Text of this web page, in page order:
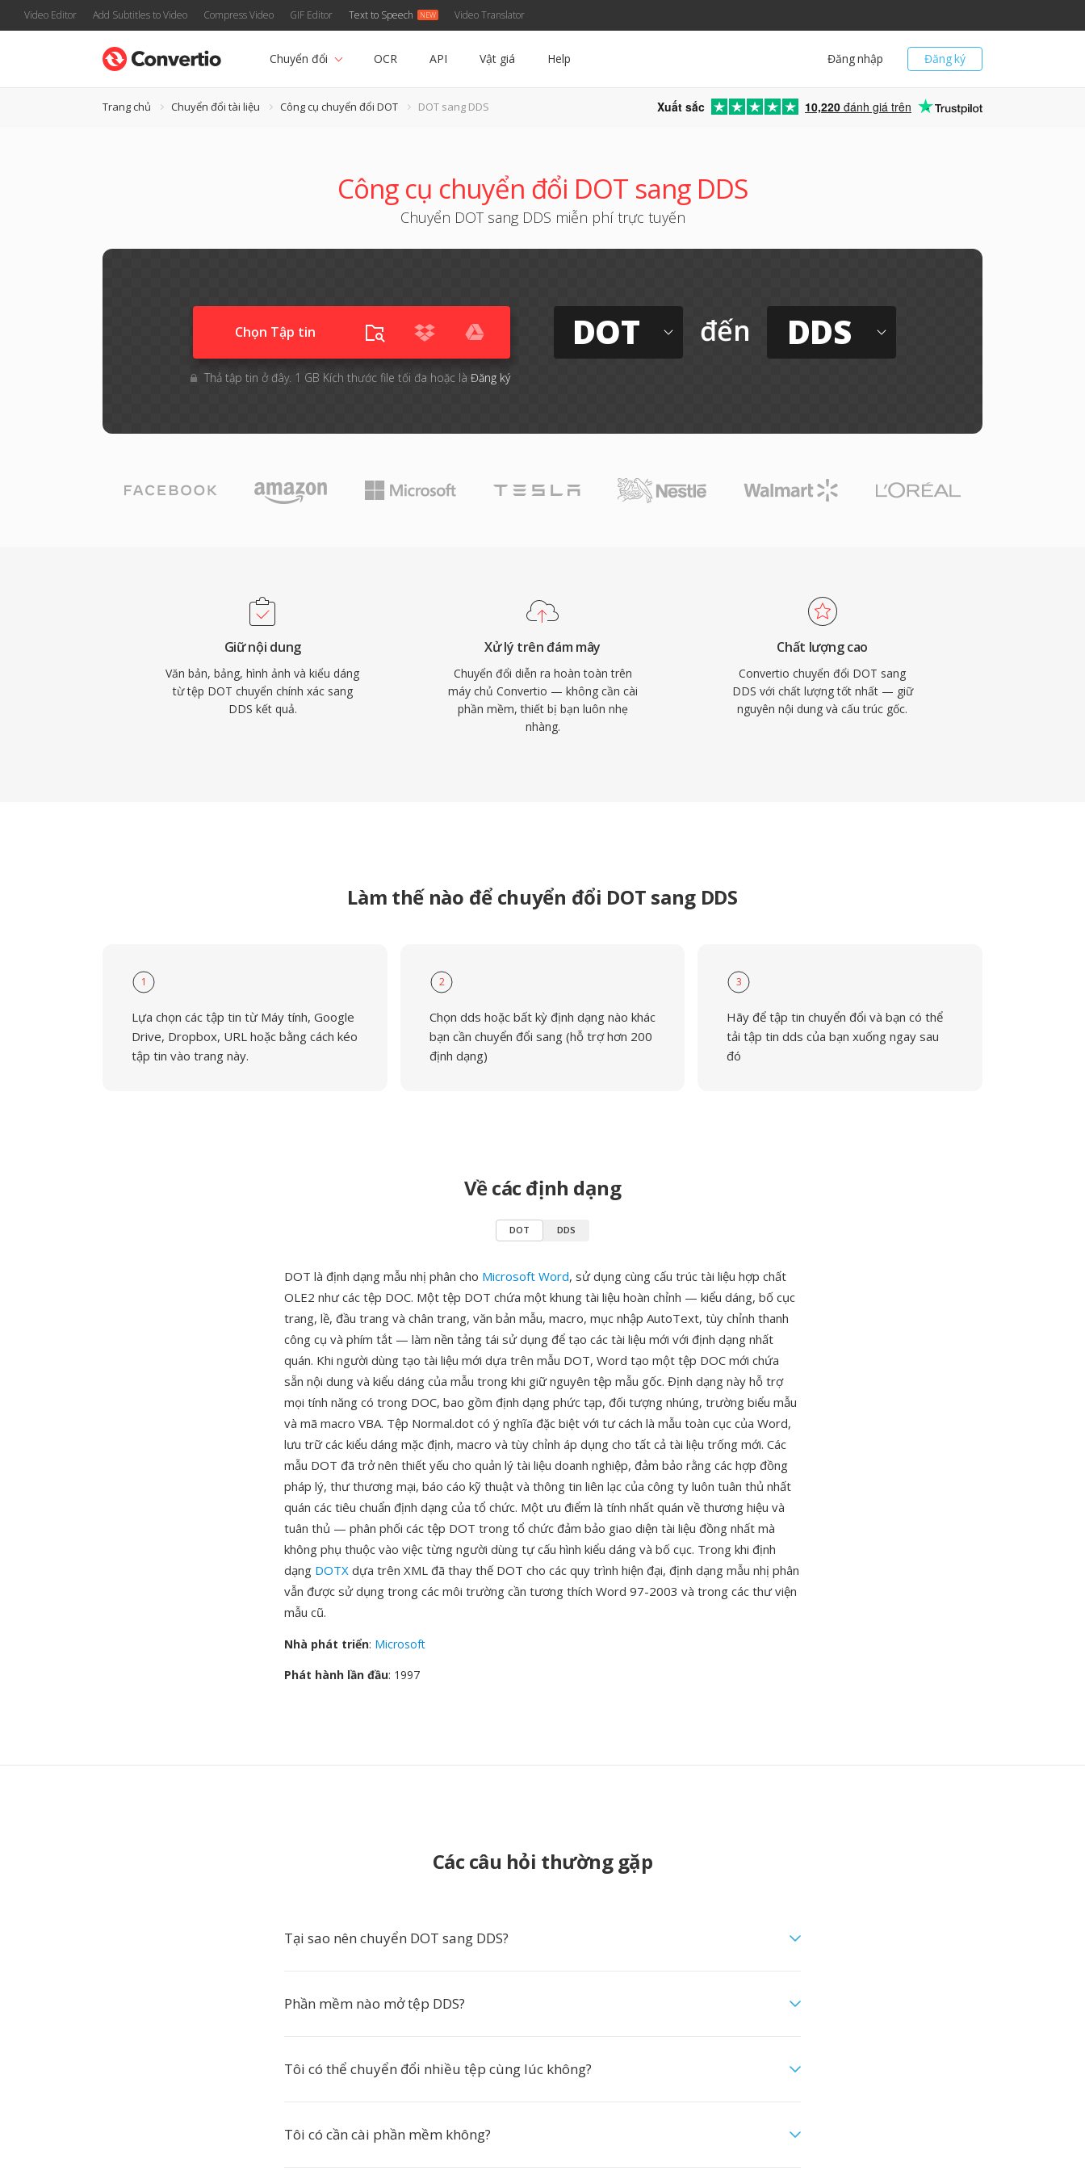
Video Editor Add Subtitles to Video Compress Video GIF Editor Text to Speech Video Translator
Đăng ký
Đăng nhập
Chuyển đổi OCR API Vật giá Help
Trang chủ Chuyển đổi tài liệu Công cụ chuyển đổi DOT DOT sang DDS Xuất sắc 10,220 đánh giá trên
Công cụ chuyển đổi DOT sang DDS
Chuyển DOT sang DDS miễn phí trực tuyến
Chọn Tập tin
Thả tập tin ở đây. 1 GB Kích thước file tối đa hoặc là Đăng ký
DOT đến DDS
Giữ nội dung
Văn bản, bảng, hình ảnh và kiểu dáng
từ tệp DOT chuyển chính xác sang
DDS kết quả.
Xử lý trên đám mây
Chuyển đổi diễn ra hoàn toàn trên
máy chủ Convertio — không cần cài
phần mềm, thiết bị bạn luôn nhẹ
nhàng.
Chất lượng cao
Convertio chuyển đổi DOT sang
DDS với chất lượng tốt nhất — giữ
nguyên nội dung và cấu trúc gốc.
Làm thế nào để chuyển đổi DOT sang DDS
1
Lựa chọn các tập tin từ Máy tính, Google
Drive, Dropbox, URL hoặc bằng cách kéo
tập tin vào trang này.
2
Chọn dds hoặc bất kỳ định dạng nào khác
bạn cần chuyển đổi sang (hỗ trợ hơn 200
định dạng)
3
Hãy để tập tin chuyển đổi và bạn có thể
tải tập tin dds của bạn xuống ngay sau
đó
Về các định dạng
DOT DDS
DOT là định dạng mẫu nhị phân cho Microsoft Word, sử dụng cùng cấu trúc tài liệu hợp chất
OLE2 như các tệp DOC. Một tệp DOT chứa một khung tài liệu hoàn chỉnh — kiểu dáng, bố cục
trang, lề, đầu trang và chân trang, văn bản mẫu, macro, mục nhập AutoText, tùy chỉnh thanh
công cụ và phím tắt — làm nền tảng tái sử dụng để tạo các tài liệu mới với định dạng nhất
quán. Khi người dùng tạo tài liệu mới dựa trên mẫu DOT, Word tạo một tệp DOC mới chứa
sẵn nội dung và kiểu dáng của mẫu trong khi giữ nguyên tệp mẫu gốc. Định dạng này hỗ trợ
mọi tính năng có trong DOC, bao gồm định dạng phức tạp, đối tượng nhúng, trường biểu mẫu
và mã macro VBA. Tệp Normal.dot có ý nghĩa đặc biệt với tư cách là mẫu toàn cục của Word,
lưu trữ các kiểu dáng mặc định, macro và tùy chỉnh áp dụng cho tất cả tài liệu trống mới. Các
mẫu DOT đã trở nên thiết yếu cho quản lý tài liệu doanh nghiệp, đảm bảo rằng các hợp đồng
pháp lý, thư thương mại, báo cáo kỹ thuật và thông tin liên lạc của công ty luôn tuân thủ nhất
quán các tiêu chuẩn định dạng của tổ chức. Một ưu điểm là tính nhất quán về thương hiệu và
tuân thủ — phân phối các tệp DOT trong tổ chức đảm bảo giao diện tài liệu đồng nhất mà
không phụ thuộc vào việc từng người dùng tự cấu hình kiểu dáng và bố cục. Trong khi định
dạng DOTX dựa trên XML đã thay thế DOT cho các quy trình hiện đại, định dạng mẫu nhị phân
vẫn được sử dụng trong các môi trường cần tương thích Word 97-2003 và trong các thư viện
mẫu cũ.
Nhà phát triển: Microsoft
Phát hành lần đầu: 1997
Các câu hỏi thường gặp
Tại sao nên chuyển DOT sang DDS?
Phần mềm nào mở tệp DDS?
Tôi có thể chuyển đổi nhiều tệp cùng lúc không?
Tôi có cần cài phần mềm không?